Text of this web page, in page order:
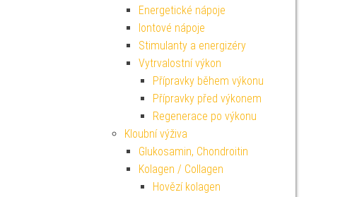
Energetické nápoje
Iontové nápoje
Stimulanty a energizéry
Vytrvalostní výkon
Přípravky během výkonu
Přípravky před výkonem
Regenerace po výkonu
Kloubní výživa
Glukosamin, Chondroitin
Kolagen / Collagen
Hovězí kolagen